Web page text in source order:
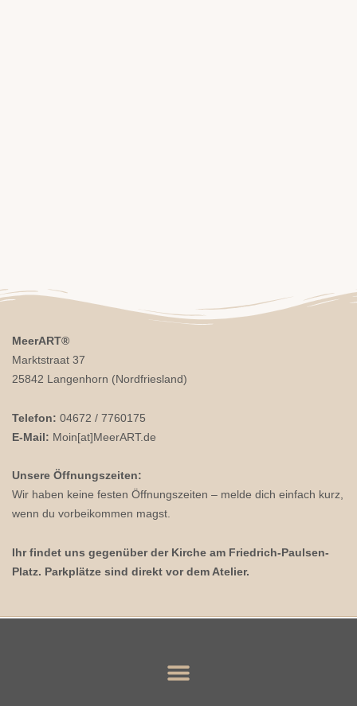
MeerART®
Marktstraat 37
25842 Langenhorn (Nordfriesland)
Telefon: 04672 / 7760175
E-Mail: Moin[at]MeerART.de
Unsere Öffnungszeiten:
Wir haben keine festen Öffnungszeiten – melde dich einfach kurz,
wenn du vorbeikommen magst.
Ihr findet uns gegenüber der Kirche am Friedrich-Paulsen-
Platz. Parkplätze sind direkt vor dem Atelier.